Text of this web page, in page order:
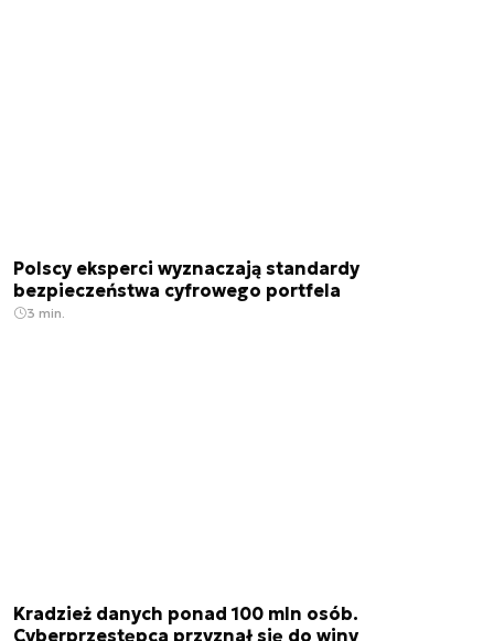
Polscy eksperci wyznaczają standardy
bezpieczeństwa cyfrowego portfela
3 min.
Kradzież danych ponad 100 mln osób.
Cyberprzestępca przyznał się do winy